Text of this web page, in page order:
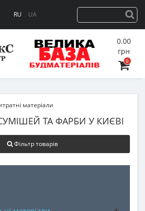
RU UA
0.00
грн
0
матеріали
ТА ФАРБИ У КИЄВІ
Фільтр товарів